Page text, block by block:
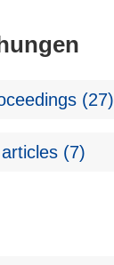
(27)
(7)